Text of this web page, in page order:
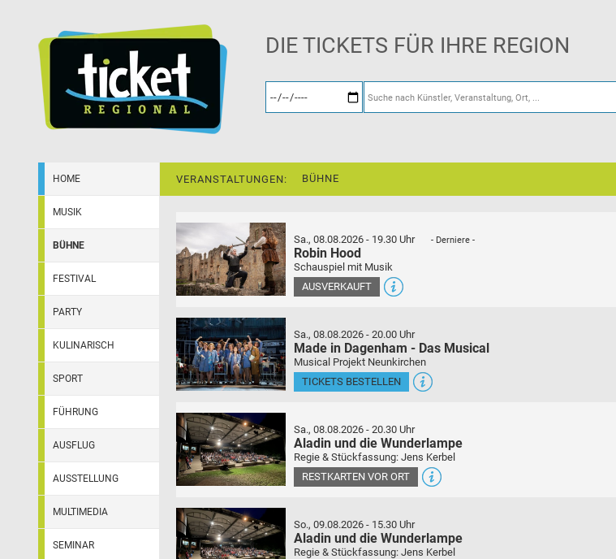
DIE TICKETS FÜR IHRE REGION
HOME
MUSIK
BÜHNE
FESTIVAL
PARTY
KULINARISCH
SPORT
FÜHRUNG
AUSFLUG
AUSSTELLUNG
MULTIMEDIA
SEMINAR
VERANSTALTUNGEN: BÜHNE
Sa., 08.08.2026 - 19.30 Uhr - Derniere -
Robin Hood
Schauspiel mit Musik
AUSVERKAUFT
Sa., 08.08.2026 - 20.00 Uhr
Made in Dagenham - Das Musical
Musical Projekt Neunkirchen
TICKETS BESTELLEN
Sa., 08.08.2026 - 20.30 Uhr
Aladin und die Wunderlampe
Regie & Stückfassung: Jens Kerbel
RESTKARTEN VOR ORT
So., 09.08.2026 - 15.30 Uhr
Aladin und die Wunderlampe
Regie & Stückfassung: Jens Kerbel